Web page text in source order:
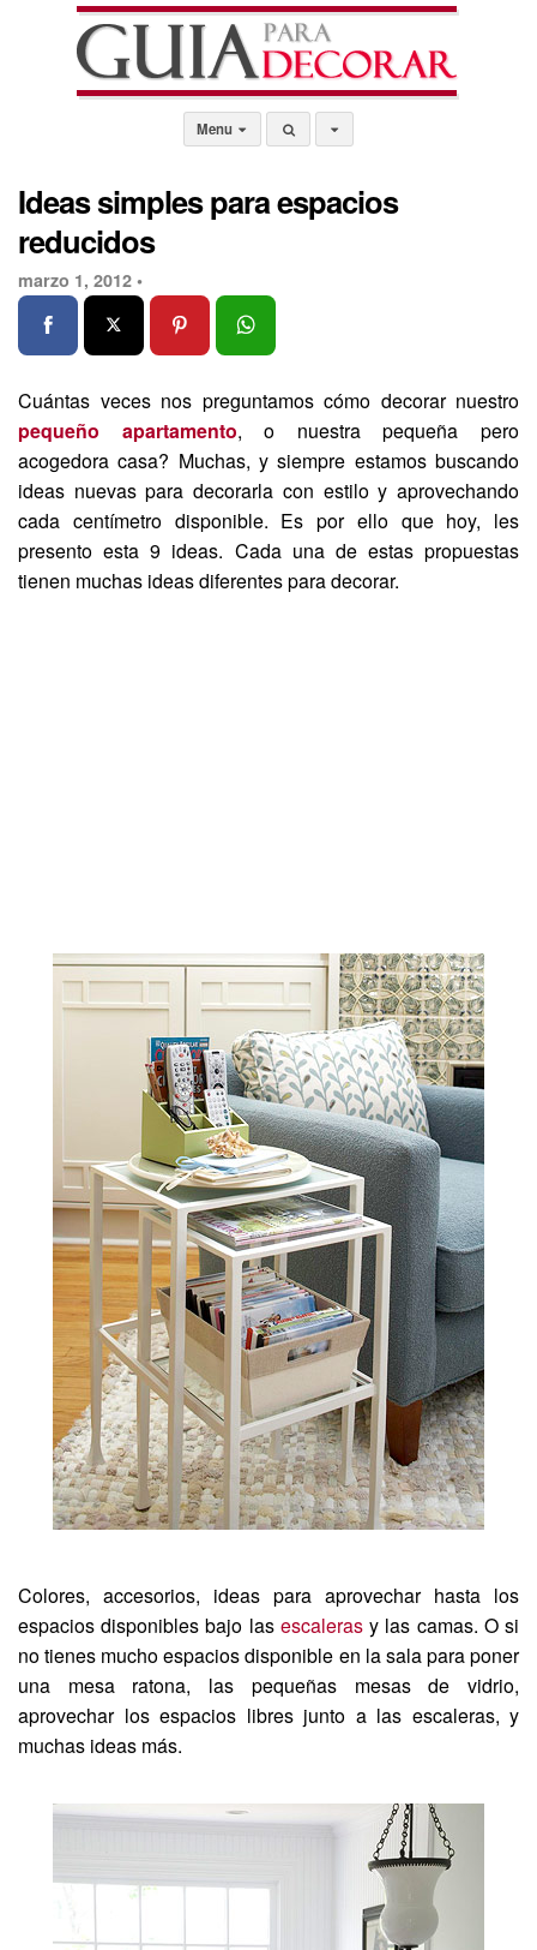
Menu
Ideas simples para espacios
reducidos
marzo 1, 2012 •
Cuántas veces nos preguntamos cómo decorar nuestro
pequeño apartamento, o nuestra pequeña pero
acogedora casa? Muchas, y siempre estamos buscando
ideas nuevas para decorarla con estilo y aprovechando
cada centímetro disponible. Es por ello que hoy, les
presento esta 9 ideas. Cada una de estas propuestas
tienen muchas ideas diferentes para decorar.
Colores, accesorios, ideas para aprovechar hasta los
espacios disponibles bajo las escalerasy las camas. O si
no tienes mucho espacios disponible en la sala para poner
una mesa ratona, las pequeñas mesas de vidrio,
aprovechar los espacios libres junto a las escaleras, y
muchas ideas más.